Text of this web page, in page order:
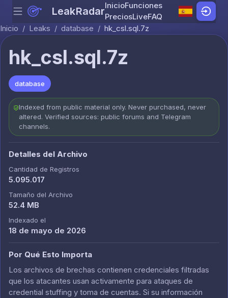
Skip to content
Menu LeakRadarInicioFunciones
PreciosLiveFAQ
Inicio / Leaks / database / hk_csl.sql.7z
hk_csl.sql.7z
database
Indexed from public material only. Never purchased, never
altered. Verified sources: public forums and Telegram
channels.
Detalles del Archivo
Cantidad de Registros
5.095.017
Tamaño del Archivo
52.4 MB
Indexado el
18 de mayo de 2026
Por Qué Esto Importa
Los archivos de brechas contienen credenciales filtradas
que los atacantes usan activamente para ataques de
credential stuffing y toma de cuentas. Si su información